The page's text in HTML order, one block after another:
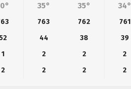
35° 35° 34°
763 762 761
44 38 39
1 2 2 2
2 2 2 2